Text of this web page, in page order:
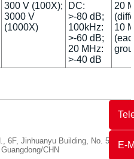
E-
300 V (100X);
3000 V
(1000X)
DC:
>-80 dB;
100kHz:
>-60 dB;
20 MHz:
>-40 dB
20
10
6F, Jinhuanyu Building, No. 56,
CHN